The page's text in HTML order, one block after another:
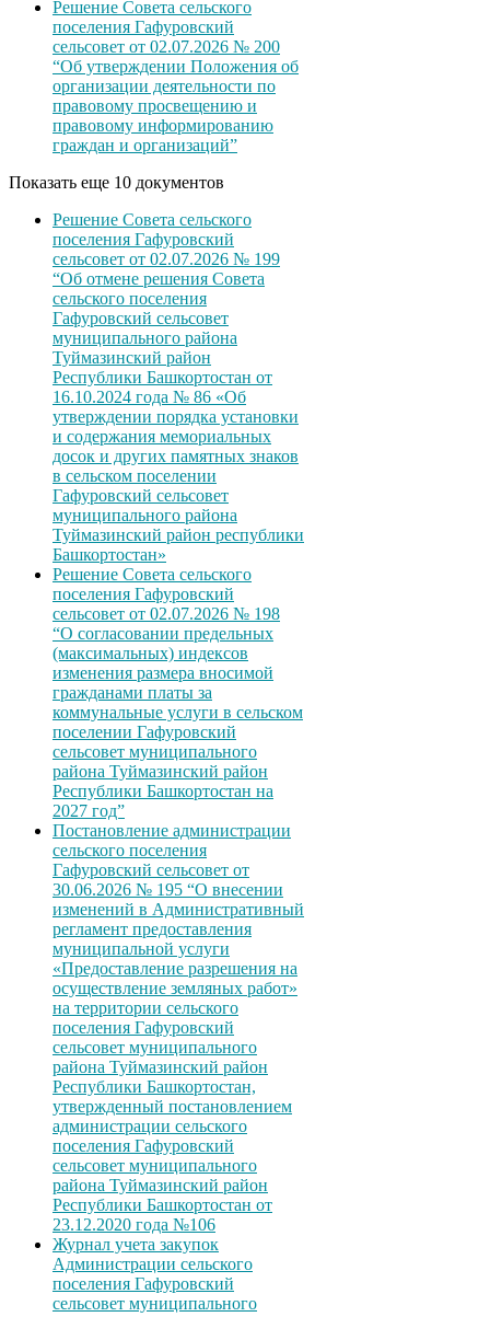
Решение Совета сельского
поселения Гафуровский
сельсовет от 02.07.2026 № 200
“Об утверждении Положения об
организации деятельности по
правовому просвещению и
правовому информированию
граждан и организаций”
Показать еще 10 документов
Решение Совета сельского
поселения Гафуровский
сельсовет от 02.07.2026 № 199
“Об отмене решения Совета
сельского поселения
Гафуровский сельсовет
муниципального района
Туймазинский район
Республики Башкортостан от
16.10.2024 года № 86 «Об
утверждении порядка установки
и содержания мемориальных
досок и других памятных знаков
в сельском поселении
Гафуровский сельсовет
муниципального района
Туймазинский район республики
Башкортостан»
Решение Совета сельского
поселения Гафуровский
сельсовет от 02.07.2026 № 198
“О согласовании предельных
(максимальных) индексов
изменения размера вносимой
гражданами платы за
коммунальные услуги в сельском
поселении Гафуровский
сельсовет муниципального
района Туймазинский район
Республики Башкортостан на
2027 год”
Постановление администрации
сельского поселения
Гафуровский сельсовет от
30.06.2026 № 195 “О внесении
изменений в Административный
регламент предоставления
муниципальной услуги
«Предоставление разрешения на
осуществление земляных работ»
на территории сельского
поселения Гафуровский
сельсовет муниципального
района Туймазинский район
Республики Башкортостан,
утвержденный постановлением
администрации сельского
поселения Гафуровский
сельсовет муниципального
района Туймазинский район
Республики Башкортостан от
23.12.2020 года №106
Журнал учета закупок
Администрации сельского
поселения Гафуровский
сельсовет муниципального